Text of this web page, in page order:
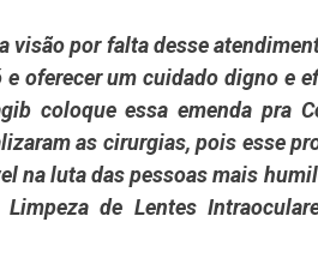
visão por falta desse
oferecer um cuidado digno e
coloque essa emenda pra
as cirurgias, pois esse
na luta das pessoas mais
de Lentes